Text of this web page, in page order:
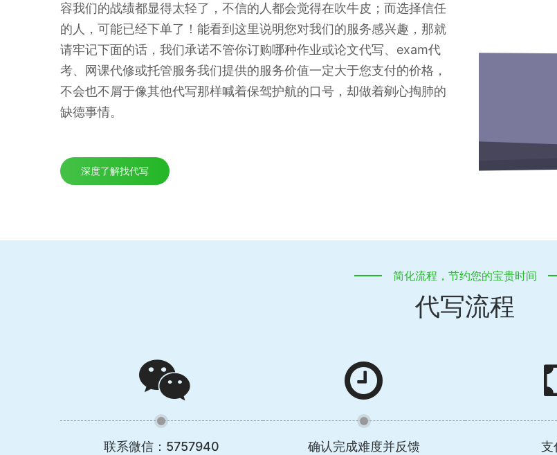
容我们的战绩都显得太轻了，不信的人都会觉得在吹牛皮；而选择信任
的人，可能已经下单了！能看到这里说明您对我们的服务感兴趣，那就
请牢记下面的话，我们承诺不管你订购哪种作业或论文代写、exam代
考、网课代修或托管服务我们提供的服务价值一定大于您支付的价格，
不会也不屑于像其他代写那样喊着保驾护航的口号，却做着剜心掏肺的
缺德事情。
深度了解找代写
代写流程
简化流程，节约您的宝贵时间
联系微信：5757940 确认完成难度并反馈 支